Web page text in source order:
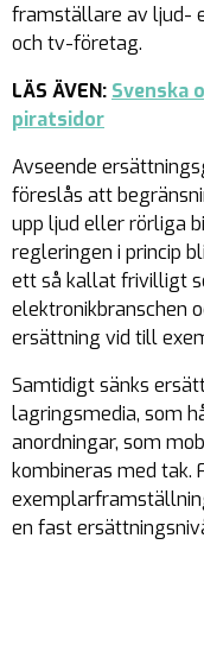
framställare av ljud-
och tv-företag.
LÄS ÄVEN: Svenska
piratsidor
Avseende
föreslås att
upp ljud eller rörliga
regleringen i princip
ett så kallat frivilligt
elektronikbranschen
ersättning vid till
Samtidigt sänks
lagringsmedia, som
anordningar, som
kombineras med tak.
en fast